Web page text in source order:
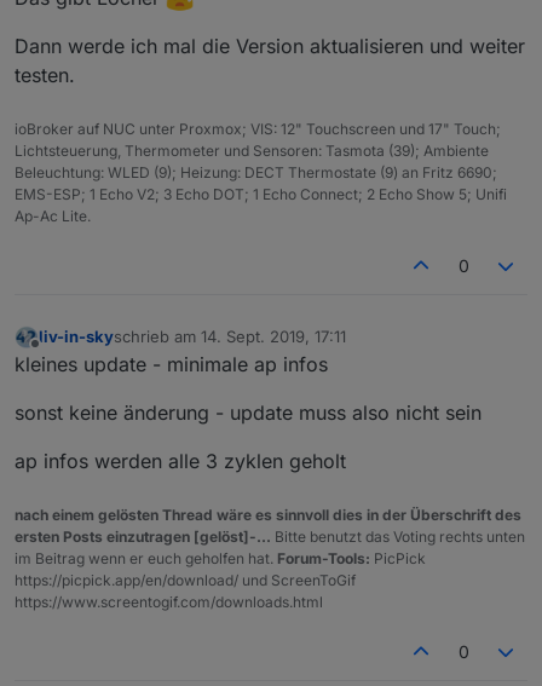
bl
a
c
r
cl
n
constblackList
cl
n
ts
vi
a
A
const checkConnType- darin werden
aktuellen AccessPoint braucht - es werden
dafür eigene Datenpunkte angelegt
kontrollieren
Dann werde ich mal die Version aktualisieren und weiter
testen.
ioBroker auf NUC unter Proxmox; VIS: 12" Touchscreen und 17" Touch;
Lichtsteuerung, Thermometer und Sensoren: Tasmota (39); Ambiente
Beleuchtung: WLED (9); Heizung: DECT Thermostate (9) an Fritz 6690;
EMS-ESP; 1 Echo V2; 3 Echo DOT; 1 Echo Connect; 2 Echo Show 5; Unifi
Ap-Ac Lite.
0
Offline
liv-in-skyschrieb am 14. Sept. 2019, 17:11
zuletzt editiert von
kleines update - minimale ap infos
sonst keine änderung - update muss also nicht sein
ap infos werden alle 3 zyklen geholt
nach einem gelösten Thread wäre es sinnvoll dies in der Überschrift des
ersten Posts einzutragen [gelöst]-... Bitte benutzt das Voting rechts unten
im Beitrag wenn er euch geholfen hat. Forum-Tools: PicPick
https://picpick.app/en/download/ und ScreenToGif
https://www.screentogif.com/downloads.html
0